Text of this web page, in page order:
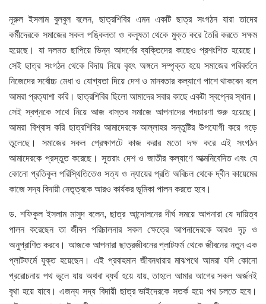
নূরুল ইসলাম বুলবুল বলেন, ছাত্রশিবির এমন একটি ছাত্র সংগঠন যারা তাদের
কর্মীদেরকে সমাজের সকল পঙ্কিলতা ও কলূষতা থেকে মুক্ত করে তৈরি করতে সক্ষম
হয়েছে। যা দলমত ছাপিয়ে ভিন্ন আদর্শের ব্যক্তিদের কাছেও প্রশংশিত হয়েছে।
সেই ছাত্র সংগঠন থেকে বিদায় নিয়ে বৃহৎ অঙ্গনে সম্পৃক্ত হয়ে সমাজের পরিবর্তনে
নিজেদের সর্বোচ্চ মেধা ও যোগ্যতা দিয়ে দেশ ও মানবতার কল্যাণে পাশে থাকবেন বলে
আমরা প্রত্যাশা করি। ছাত্রশিবির ছিলো আমাদের সবার কাছে একটা স্বপ্নের স্থান।
সেই স্বপ্নকে সাথে নিয়ে আজ বাস্তব সমাজে আপনাদের পদচারণা শুরু হয়েছে।
আমরা বিশ্বাস করি ছাত্রশিবির আমাদেরকে আল্লাহর সন্তুষ্টির উপযোগী করে গড়ে
তুলেছে। সমাজের সকল প্রেক্ষাপটে কাজ করার মতো দক্ষ করে এই সংগঠন
আমাদেরকে প্রস্তুত করেছে। সুতরাং দেশ ও জাতীর কল্যাণে আত্মনিবেদিত এবং যে
কোনো প্রতিকূল পরিস্থিতিতেও সত্য ও ন্যায়ের প্রতি অবিচল থেকে দ্বীন কায়েমের
কাজে সদ্য বিদায়ী নেতৃত্বকে আরও কার্যকর ভূমিকা পালন করতে হবে।
ড. শফিকুল ইসলাম মাসুদ বলেন, ছাত্র আন্দোলনের দীর্ঘ সময়ে আপনারা যে দায়িত্ব
পালন করেছেন তা জীবন পরিচালনার সকল ক্ষেত্রে আপনাদেরকে আরও দৃঢ় ও
অনুপ্রাণিত করবে। আজকে আপনারা ছাত্রজীবনের প্লাটফর্ম থেকে জীবনের নতুন এক
প্লাটফর্মে যুক্ত হয়েছেন। এই প্রবাহমান জীবনধারার মাঝপথে আমরা যদি কোনো
প্ররোচনায় পথ ভুলে যায় অথবা ব্যর্থ হয়ে যায়, তাহলে আমার আগের সকল অর্জনই
বৃথা হয়ে যাবে। এজন্য সদ্য বিদায়ী ছাত্র ভাইদেরকে সতর্ক হয়ে পথ চলতে হবে।